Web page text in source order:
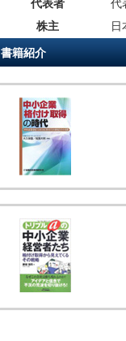
代表者
代
株主
日
書籍紹介